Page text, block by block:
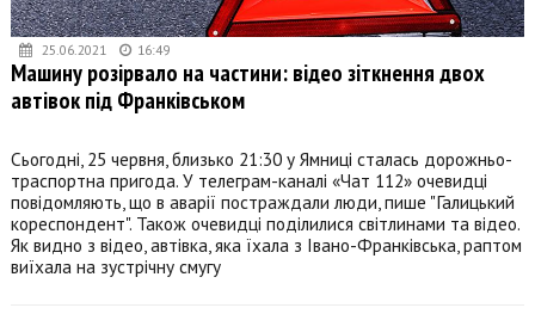
25.06.2021 16:49
Машину розірвало на частини: відео зіткнення двох
автівок під Франківськом
Сьогодні, 25 червня, близько 21:30 у Ямниці сталась дорожньо-
траспортна пригода. У телеграм-каналі «Чат 112» очевидці
повідомляють, що в аварії постраждали люди, пише "Галицький
кореспондент". Також очевидці поділилися світлинами та відео.
Як видно з відео, автівка, яка їхала з Івано-Франківська, раптом
виїхала на зустрічну смугу